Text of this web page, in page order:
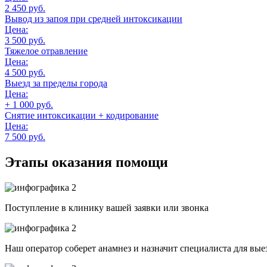
2 450 руб.
Вывод из запоя при средней интоксикации
Цена:
3 500 руб.
Тяжелое отравление
Цена:
4 500 руб.
Выезд за пределы города
Цена:
+ 1 000 руб.
Снятие интоксикации + кодирование
Цена:
7 500 руб.
Этапы оказания помощи
Поступление в клинику вашей заявки или звонка
Наш оператор соберет анамнез и назначит специалиста для